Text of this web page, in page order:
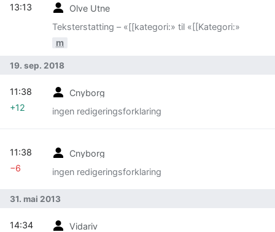
Olve Utne
Teksterstatting – «[[kategori:» til «[[Kategori:»
m
13:13
19. sep. 2018
Cnyborg
ingen redigeringsforklaring
11:38
+12
Cnyborg
ingen redigeringsforklaring
11:38
−6
31. mai 2013
Vidariv
14:34